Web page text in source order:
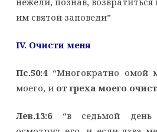
им святой заповеди”
IV. Очисти меня
Пс.50:4“Многократно омой
моего, и от греха моего
Лев.13:6“в седьмой день